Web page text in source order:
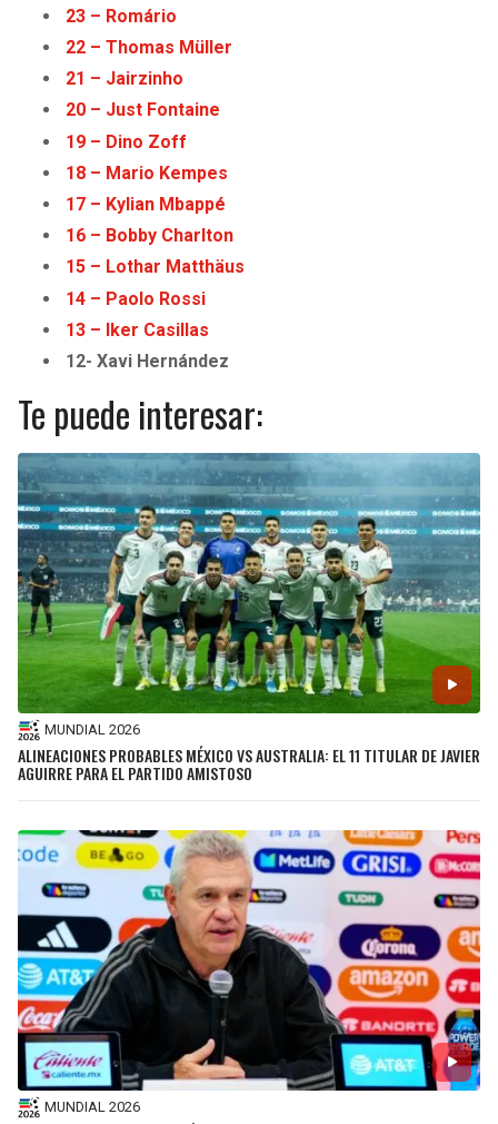
23 – Romário
22 – Thomas Müller
21 – Jairzinho
20 – Just Fontaine
19 – Dino Zoff
18 – Mario Kempes
17 – Kylian Mbappé
16 – Bobby Charlton
15 – Lothar Matthäus
14 – Paolo Rossi
13 – Iker Casillas
12- Xavi Hernández
Te puede interesar:
MUNDIAL 2026
ALINEACIONES PROBABLES MÉXICO VS AUSTRALIA: EL 11 TITULAR DE JAVIER
AGUIRRE PARA EL PARTIDO AMISTOSO
MUNDIAL 2026